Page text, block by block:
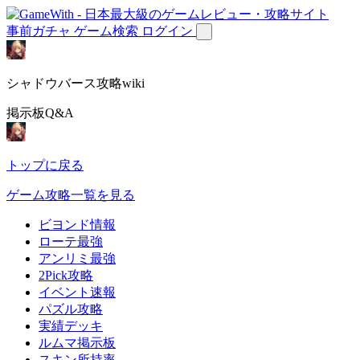
事前ガチャ ゲーム検索 ログイン
シャドウバース攻略wiki
掲示板Q&A
トップに戻る
ゲーム攻略一覧を見る
ビヨンド情報
ローテ最強
アンリミ最強
2Pick攻略
イベント速報
パズル攻略
実績デッキ
ルムマ掲示板